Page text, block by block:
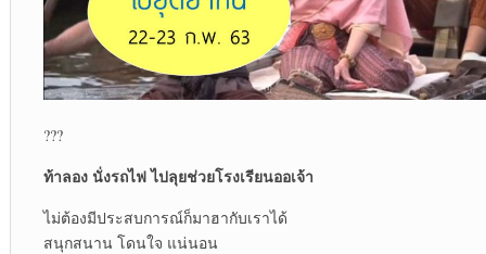
???
ท้าลอง นั่งรถไฟ ไปลุยช่วยโรงเรียนออเจ้า
ไม่ต้องมีประสบการณ์ก็มาฮากับเราได้
สนุกสนาน โดนใจ แน่นอน